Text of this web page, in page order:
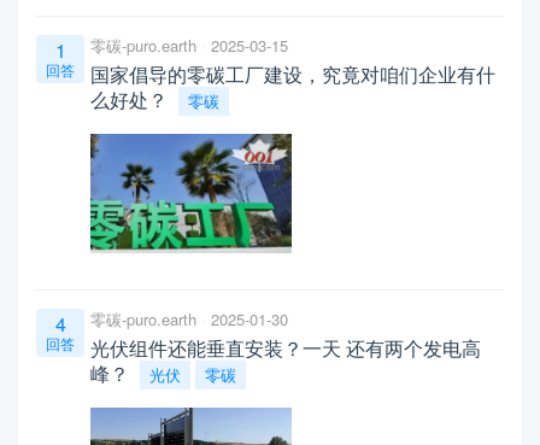
1
回答
零碳-puro.earth 2025-03-15
国家倡导的零碳工厂建设，究竟对咱们企业有什
么好处？
零碳
4
回答
零碳-puro.earth 2025-01-30
光伏组件还能垂直安装？一天 还有两个发电高
峰？
光伏 零碳